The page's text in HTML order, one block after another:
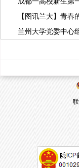
【图讯兰大】青
兰州大学党委中心